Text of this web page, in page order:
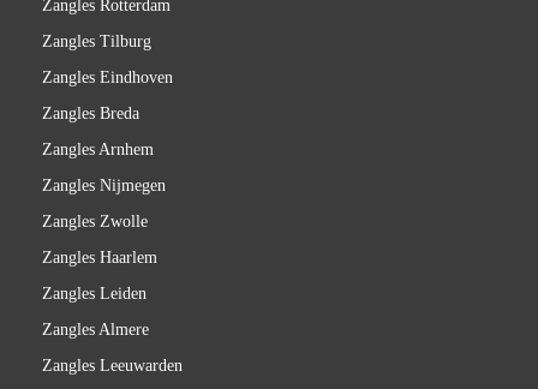
Zangles Rotterdam
Zangles Tilburg
Zangles Eindhoven
Zangles Breda
Zangles Arnhem
Zangles Nijmegen
Zangles Zwolle
Zangles Haarlem
Zangles Leiden
Zangles Almere
Zangles Leeuwarden